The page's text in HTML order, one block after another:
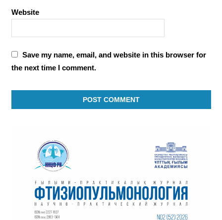
Website
Save my name, email, and website in this browser for
the next time I comment.